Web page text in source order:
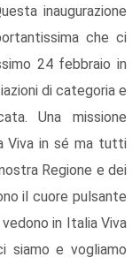
inaugurazione
che ci
24 febbraio in
di categoria e
Una missione
Viva in sé ma tutti
Regione e dei
il cuore pulsante
in Italia Viva
siamo e vogliamo